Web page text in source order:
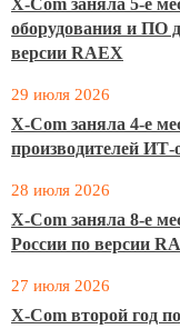
X-Com заняла 5-е
оборудования и ПО
версии RAEX
29 июля 2026
X-Com заняла 4-е
производителей ИТ-
28 июля 2026
X-Com заняла 8-е
России по версии
27 июля 2026
X-Com второй год